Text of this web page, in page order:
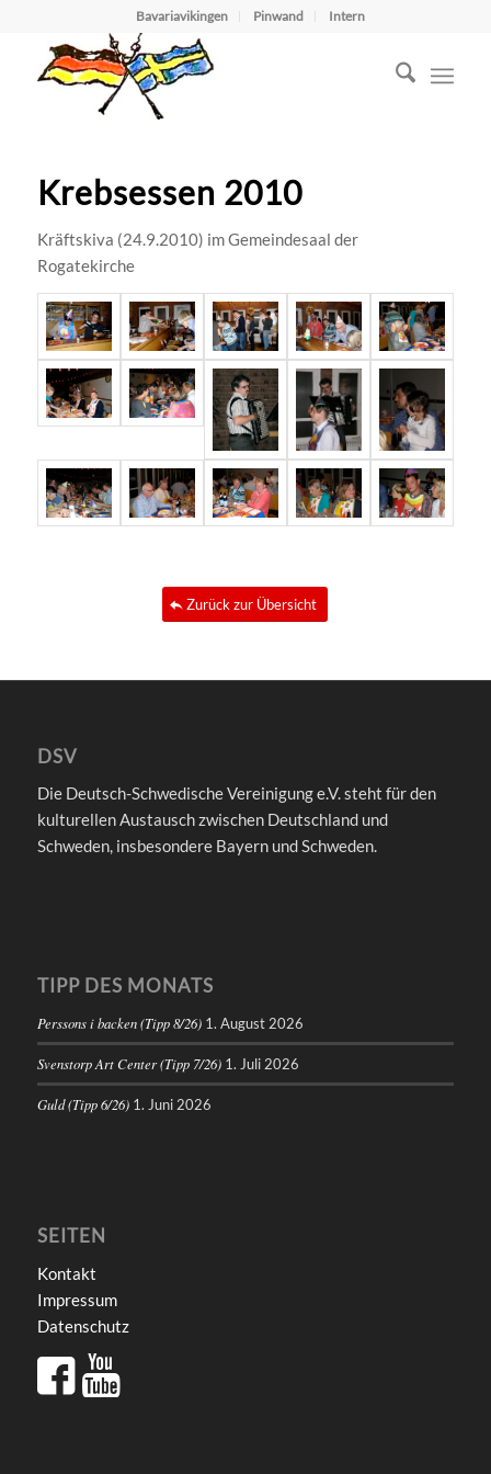
Bavariavikingen Pinwand Intern
Krebsessen 2010
Kräftskiva (24.9.2010) im Gemeindesaal der
Rogatekirche
Zurück zur Übersicht
DSV
Die Deutsch-Schwedische Vereinigung e.V. steht für den
kulturellen Austausch zwischen Deutschland und
Schweden, insbesondere Bayern und Schweden.
TIPP DES MONATS
Perssons i backen (Tipp 8/26) 1. August 2026
Svenstorp Art Center (Tipp 7/26) 1. Juli 2026
Guld (Tipp 6/26) 1. Juni 2026
SEITEN
Kontakt
Impressum
Datenschutz